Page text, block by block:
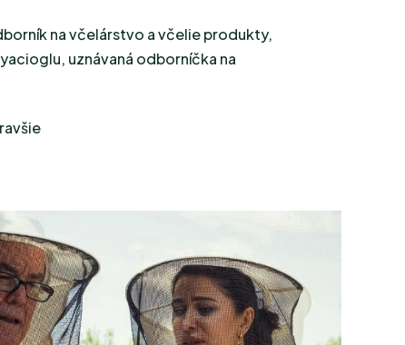
na včelárstvo a včelie produkty,
uznávaná odborníčka na